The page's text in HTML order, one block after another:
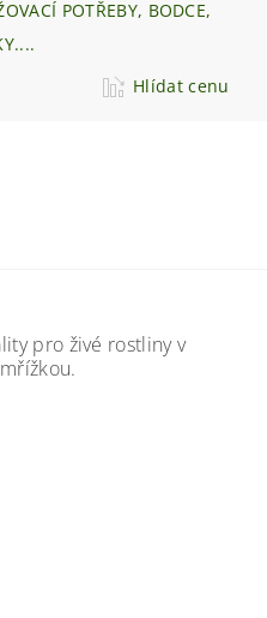
POTŘEBY, BODCE,
Hlídat cenu
pro živé rostliny v